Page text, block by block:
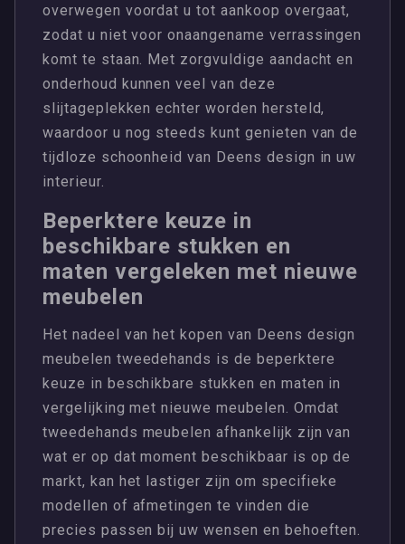
overwegen voordat u tot aankoop overgaat,
zodat u niet voor onaangename verrassingen
komt te staan. Met zorgvuldige aandacht en
onderhoud kunnen veel van deze
slijtageplekken echter worden hersteld,
waardoor u nog steeds kunt genieten van de
tijdloze schoonheid van Deens design in uw
interieur.
Beperktere keuze in
beschikbare stukken en
maten vergeleken met nieuwe
meubelen
Het nadeel van het kopen van Deens design
meubelen tweedehands is de beperktere
keuze in beschikbare stukken en maten in
vergelijking met nieuwe meubelen. Omdat
tweedehands meubelen afhankelijk zijn van
wat er op dat moment beschikbaar is op de
markt, kan het lastiger zijn om specifieke
modellen of afmetingen te vinden die
precies passen bij uw wensen en behoeften.